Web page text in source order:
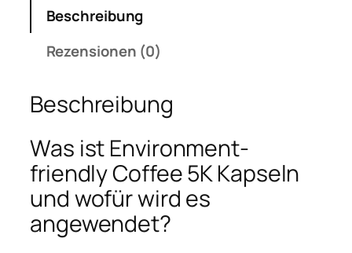
Beschreibung
Rezensionen (0)
Beschreibung
Was ist Environment-
friendly Coffee 5K Kapseln
und wofür wird es
angewendet?